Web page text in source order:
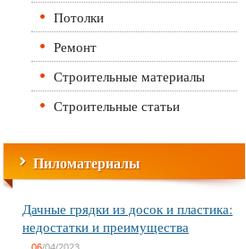
Потолки
Ремонт
Строительные материалы
Строительные статьи
Пиломатериалы
Дачные грядки из досок и пластика:
недостатки и преимущества